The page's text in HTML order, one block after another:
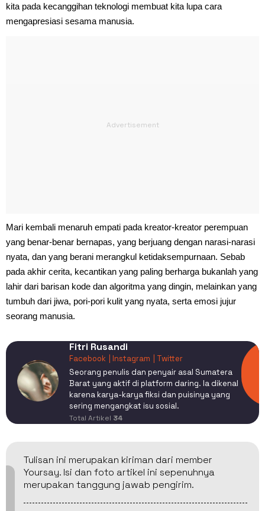
kita pada kecanggihan teknologi membuat kita lupa cara
mengapresiasi sesama manusia.
Mari kembali menaruh empati pada kreator-kreator perempuan
yang benar-benar bernapas, yang berjuang dengan narasi-narasi
nyata, dan yang berani merangkul ketidaksempurnaan. Sebab
pada akhir cerita, kecantikan yang paling berharga bukanlah yang
lahir dari barisan kode dan algoritma yang dingin, melainkan yang
tumbuh dari jiwa, pori-pori kulit yang nyata, serta emosi jujur
seorang manusia.
Fitri Rusandi
Facebook | Instagram
| Twitter
Seorang penulis dan penyair asal Sumatera
Barat yang aktif di platform daring. Ia dikenal
karena karya-karya fiksi dan puisinya yang
sering mengangkat isu sosial.
Total Artikel 34
Tulisan ini merupakan kiriman dari member
Yoursay. Isi dan foto artikel ini sepenuhnya
merupakan tanggung jawab pengirim.